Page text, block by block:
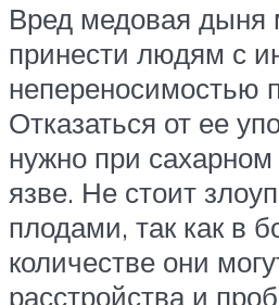
Вред медовая дыня
принести людям с
непереносимостью
Отказаться от ее
нужно при
язве. Не стоит
плодами, так как в
количестве они
расстройства и